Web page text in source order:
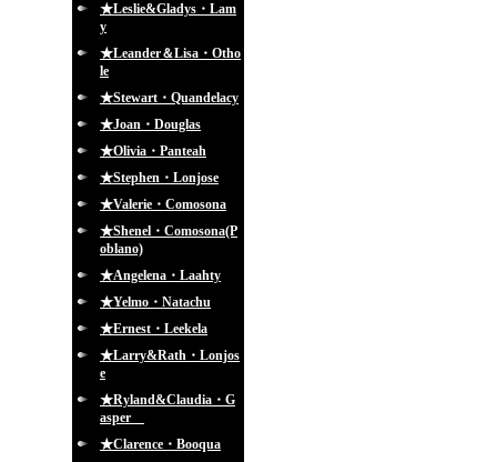
★Leslie&Gladys・Lam
y
★Leander＆Lisa・Otho
le
★Stewart・Quandelacy
★Joan・Douglas
★Olivia・Panteah
★Stephen・Lonjose
★Valerie・Comosona
★Shenel・Comosona(P
oblano)
★Angelena・Laahty
★Yelmo・Natachu
★Ernest・Leekela
★Larry&Rath・Lonjos
e
★Ryland&Claudia・G
asper
★Clarence・Booqua